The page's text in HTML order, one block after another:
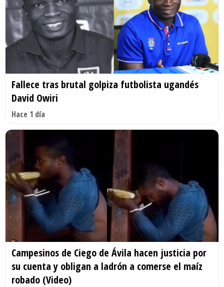
Fallece tras brutal golpiza futbolista ugandés
David Owiri
Hace 1 día
Campesinos de Ciego de Ávila hacen justicia por
su cuenta y obligan a ladrón a comerse el maíz
robado (Video)